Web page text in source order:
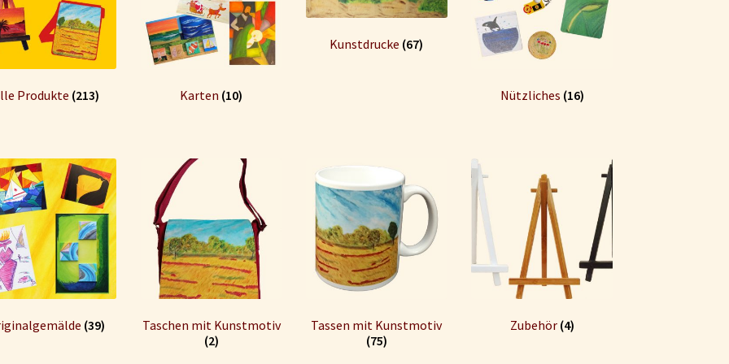
Produkte (213) Karten (10)
Kunstdrucke (67)
Nützliches (16)
(39)
Taschen mit Kunstmotiv
(2)
Tassen mit Kunstmotiv
(75)
Zubehör (4)